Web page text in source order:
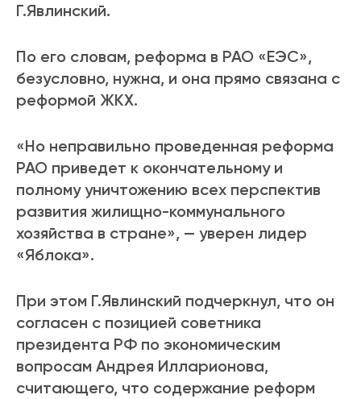
Г.Явлинский.
По его словам, реформа в РАО «ЕЭС»,
безусловно, нужна, и она прямо связана с
реформой ЖКХ.
«Но неправильно проведенная реформа
РАО приведет к окончательному и
полному уничтожению всех перспектив
развития жилищно-коммунального
хозяйства в стране», — уверен лидер
«Яблока».
При этом Г.Явлинский подчеркнул, что он
согласен с позицией советника
президента РФ по экономическим
вопросам Андрея Илларионова,
считающего, что содержание реформ